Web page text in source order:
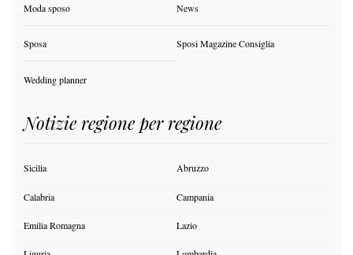
Moda sposo News
Sposa Sposi Magazine Consiglia
Wedding planner
Notizie regione per regione
Sicilia Abruzzo
Calabria Campania
Emilia Romagna Lazio